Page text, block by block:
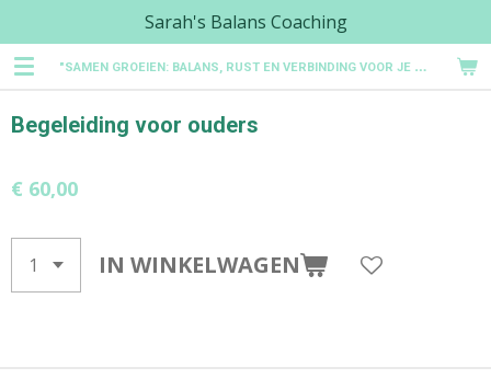
direct
naar
hoofdinhoud
"
SAMEN GROEIEN: BALANS, RUST EN VERBINDING VOOR JE GEZIN"
Sarah's Balans Coaching
Begeleiding voor ouders
€ 60,00
IN WINKELWAGEN